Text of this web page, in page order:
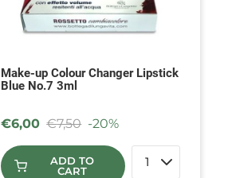
Make-up Colour Changer Lipstick
Blue No.7 3ml
€6,00 €7,50 -20%
ADD TO
CART